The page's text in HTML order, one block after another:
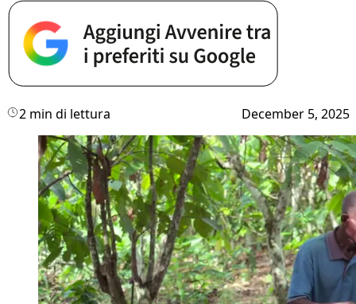
2 min di lettura December 5, 2025